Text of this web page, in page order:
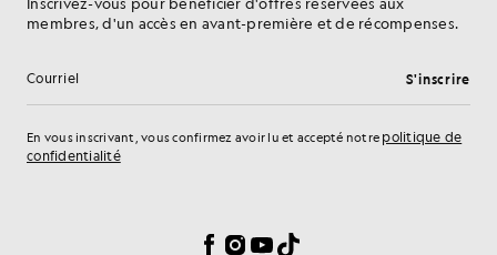
membres, d'un accès en avant-première et de récompenses.
Adresse e-mail S'inscrire
En vous inscrivant, vous confirmez avoir lu et accepté notre politique de
confidentialité
Facebook
Instagram
YouTube
TikTok